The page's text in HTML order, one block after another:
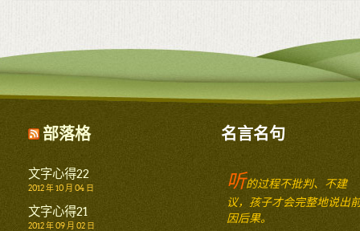
部落格
文字心得22
2012 年 10 月 04 日
文字心得21
2012 年 09 月 02 日
名言名句
听的过程不批判、不建
议，孩子才会完整地说出
因后果。